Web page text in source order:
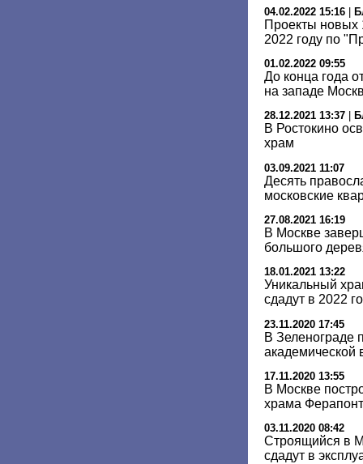
04.02.2022 15:16 |
Проекты новых
2022 году по
01.02.2022 09:55
До конца года
на западе
28.12.2021 13:37
В Ростокино
храм
03.09.2021 11:07
Десять
московские
27.08.2021 16:19
В Москве
большого
18.01.2021 13:22
Уникальный
сдадут в 2022
23.11.2020 17:45
В Зеленограде
академической
17.11.2020 13:55
В Москве
храма
03.11.2020 08:42
Строящийся в
сдадут в